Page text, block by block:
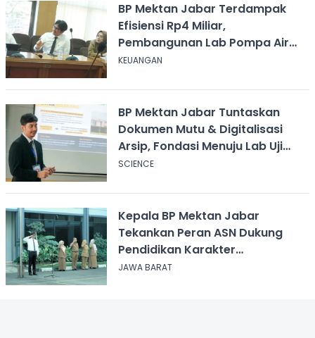
BP Mektan Jabar Terdampak
Efisiensi Rp4 Miliar,
Pembangunan Lab Pompa Air
Ditunda
KEUANGAN
BP Mektan Jabar Tuntaskan
Dokumen Mutu & Digitalisasi
Arsip, Fondasi Menuju Lab Uji
Alsintan Terakreditasi Kian Kuat
SCIENCE
Kepala BP Mektan Jabar
Tekankan Peran ASN Dukung
Pendidikan Karakter
Pancawaluya
JAWA BARAT